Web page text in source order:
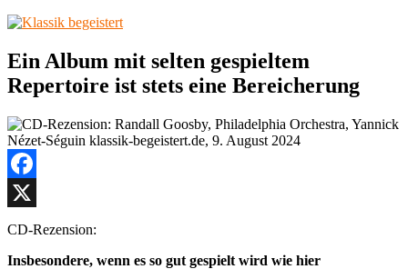
Ein Album mit selten gespieltem
Repertoire ist stets eine Bereicherung
Facebook
X
CD-Rezension:
Insbesondere, wenn es so gut gespielt wird wie hier